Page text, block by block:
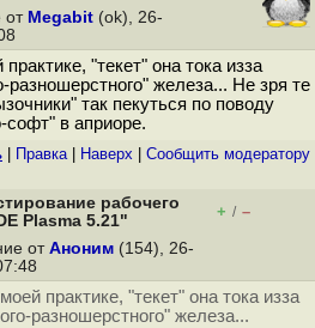
от Megabit (ok), 26-
"текет" она тока изза
разношерстного" железа... Не зря те
так пекуться по поводу
софт" в априоре.
Правка| Наверх Cообщить модератору
рабочего
Plasma 5.21"
+ / –
от Аноним (154), 26-
практике, "текет" она тока изза
разношерстного" железа...